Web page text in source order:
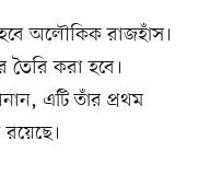
অলৌকিক রাজহাঁস।
তৈরি করা হবে।
এটি তাঁর প্রথম